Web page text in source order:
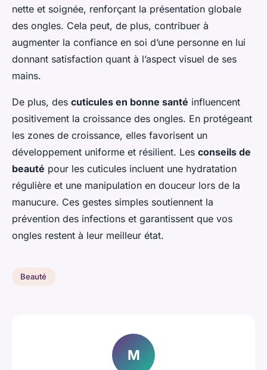
nette et soignée, renforçant la présentation globale
des ongles. Cela peut, de plus, contribuer à
augmenter la confiance en soi d’une personne en lui
donnant satisfaction quant à l’aspect visuel de ses
mains.
De plus, des cuticules en bonne santé influencent
positivement la croissance des ongles. En protégeant
les zones de croissance, elles favorisent un
développement uniforme et résilient. Les conseils de
beauté pour les cuticules incluent une hydratation
régulière et une manipulation en douceur lors de la
manucure. Ces gestes simples soutiennent la
prévention des infections et garantissent que vos
ongles restent à leur meilleur état.
Beauté
M